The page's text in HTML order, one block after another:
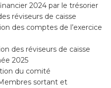
2024 par le trésorier
réviseurs de caisse
des comptes de l’exercice
des réviseurs de caisse
2025
du comité
sortant et